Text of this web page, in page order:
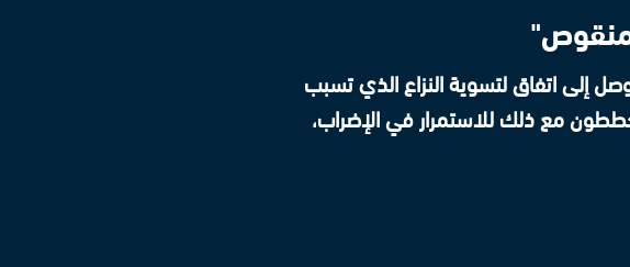
منقوص"
إلى اتفاق لتسوية النزاع الذي تسبب
مع ذلك للاستمرار في الإضراب،